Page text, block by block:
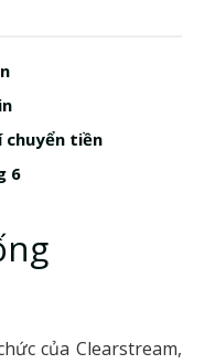
chuyển tiền
6
của Clearstream,